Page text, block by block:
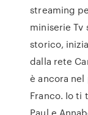
streaming
miniserie Tv
storico,
dalla rete
è ancora
Franco. Io ti
Paul e